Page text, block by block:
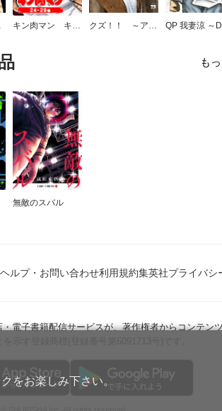
をお楽しみ下さい。
も
無敵のスバル
ヘルプ・お問い合わせ利用規約集英社プライバシ
電子書籍配信サービスが、著作権者からコンテン